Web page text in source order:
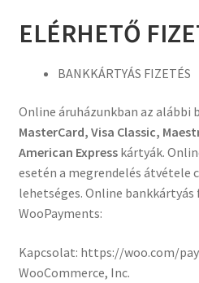
ELÉRHETŐ
BANKKÁRTYÁS FIZETÉS
Online áruházunkban az alábbi
MasterCard, Visa Classic,
American Expresskártyák.
esetén a megrendelés átvétele
lehetséges. Online
WooPayments:
Kapcsolat: https://woo.com/
WooCommerce, Inc.